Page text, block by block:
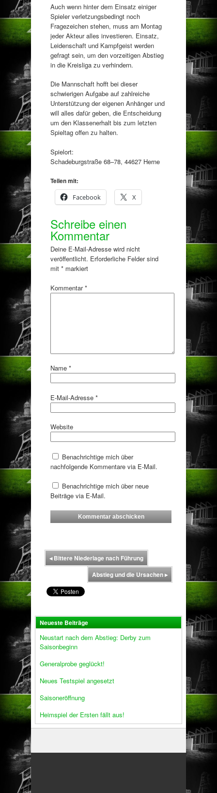
Auch wenn hinter dem Einsatz einiger
Spieler verletzungsbedingt noch
Fragezeichen stehen, muss am Montag
jeder Akteur alles investieren. Einsatz,
Leidenschaft und Kampfgeist werden
gefragt sein, um den vorzeitigen Abstieg
in die Kreisliga zu verhindern.
Die Mannschaft hofft bei dieser
schwierigen Aufgabe auf zahlreiche
Unterstützung der eigenen Anhänger und
will alles dafür geben, die Entscheidung
um den Klassenerhalt bis zum letzten
Spieltag offen zu halten.
Spielort:
Schadeburgstraße 68–78, 44627 Herne
Teilen mit:
Facebook
X
Schreibe einen
Kommentar
Deine E-Mail-Adresse wird nicht
veröffentlicht. Erforderliche Felder sind
mit * markiert
Kommentar*
Name *
E-Mail-Adresse *
Website
Benachrichtige mich über
nachfolgende Kommentare via E-Mail.
Benachrichtige mich über neue
Beiträge via E-Mail.
◂Bittere Niederlage nach Führung
Abstieg und die Ursachen▸
Neueste Beiträge
Neustart nach dem Abstieg: Derby zum
Saisonbeginn
Generalprobe geglückt!
Neues Testspiel angesetzt
Saisoneröffnung
Heimspiel der Ersten fällt aus!